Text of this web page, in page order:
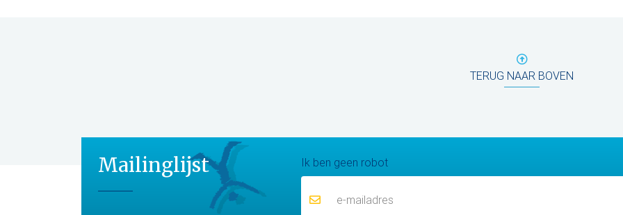
TERUG NAAR BOVEN
Mailinglijst Ik ben geen robotMaillinglijst